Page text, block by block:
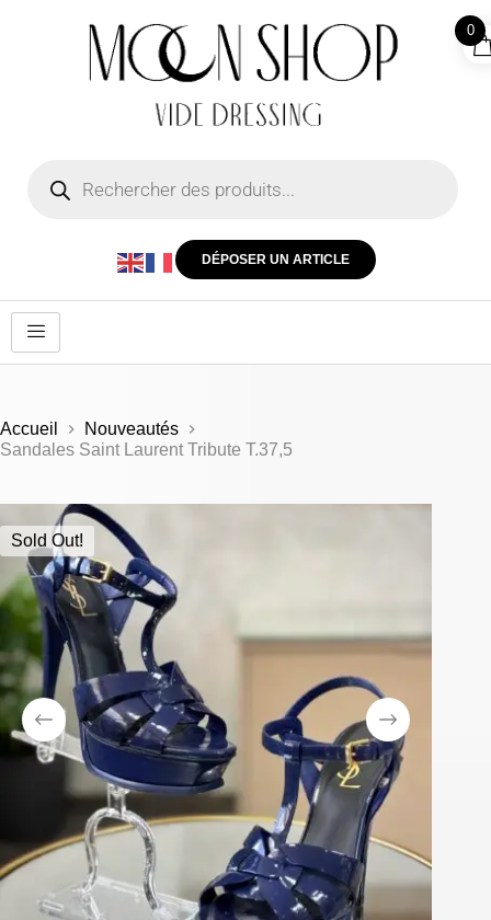
DÉPOSER UN ARTICLE
Accueil
Nouveautés
Sandales Saint Laurent Tribute T.37,5
Sold Out!
0